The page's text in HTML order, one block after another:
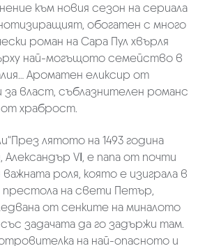
към новия сезон на сериала
обогатен с много
роман на Сара Пул хвърля
най-могъщото семейство в
Ароматен еликсир от
за власт, съблазнителен романс
храброст.
лятото на 1493 година
VІ, е папа от почти
роля, която е изиграла в
престола на свети Петър,
от сенките на миналото
задачата да го задържи там.
на най-опасното и